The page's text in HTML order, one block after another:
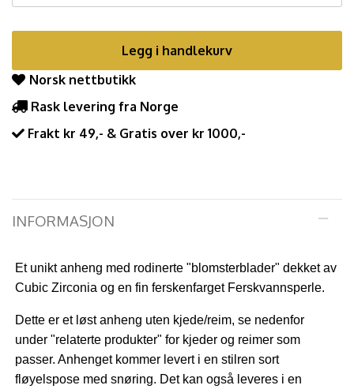
Legg i handlekurv
Norsk nettbutikk
Rask levering fra Norge
Frakt kr 49,- & Gratis over kr 1000,-
INFORMASJON
Et unikt anheng med rodinerte "blomsterblader" dekket av
Cubic Zirconia og en fin ferskenfarget Ferskvannsperle.
Dette er et løst anheng uten kjede/reim, se nedenfor
under "relaterte produkter" for kjeder og reimer som
passer. Anhenget kommer levert i en stilren sort
fløyelspose med snøring. Det kan også leveres i en